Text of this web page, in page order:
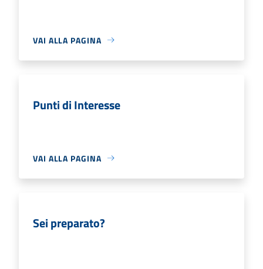
VAI ALLA PAGINA
Punti di Interesse
VAI ALLA PAGINA
Sei preparato?